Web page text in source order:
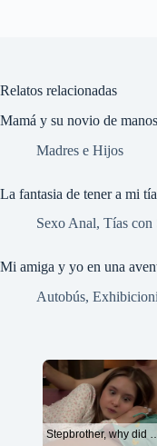
Relatos relacionadas
Mamá y su novio de
Madres e Hijos
La fantasia de tener a mi
Sexo Anal, Tías con
Mi amiga y yo en una
Autobús,
Stepbrother, why did you show me your